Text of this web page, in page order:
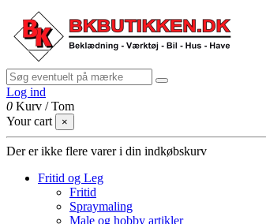
Log ind
0 Kurv /Tom
Your cart
×
Der er ikke flere varer i din indkøbskurv
Fritid og Leg
Fritid
Spraymaling
Male og hobby artikler